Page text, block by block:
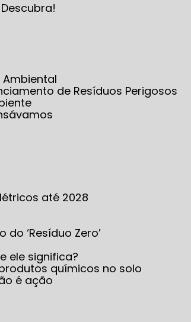
Ambiental
de Resíduos Perigosos
até 2028
do ‘Resíduo Zero’
ele significa?
químicos no solo
é ação